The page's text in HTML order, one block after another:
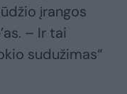
įrangos
– Ir tai
sudužimas“